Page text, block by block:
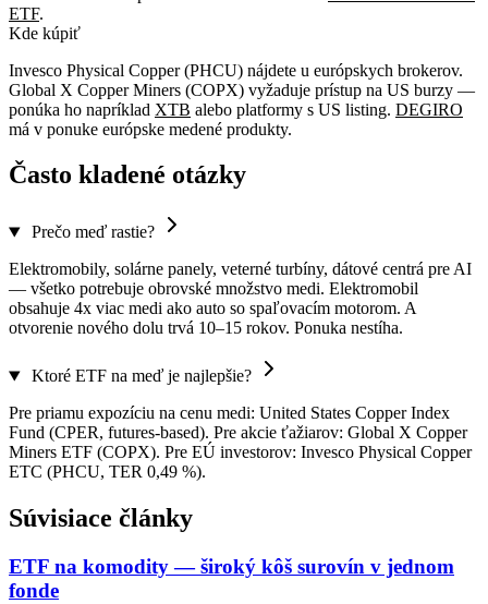
ETF.
Kde kúpiť
Invesco Physical Copper (PHCU) nájdete u európskych brokerov.
Global X Copper Miners (COPX) vyžaduje prístup na US burzy —
ponúka ho napríklad XTB alebo platformy s US listing. DEGIRO
má v ponuke európske medené produkty.
Často kladené otázky
Prečo meď rastie?
Elektromobily, solárne panely, veterné turbíny, dátové centrá pre AI
— všetko potrebuje obrovské množstvo medi. Elektromobil
obsahuje 4x viac medi ako auto so spaľovacím motorom. A
otvorenie nového dolu trvá 10–15 rokov. Ponuka nestíha.
Ktoré ETF na meď je najlepšie?
Pre priamu expozíciu na cenu medi: United States Copper Index
Fund (CPER, futures-based). Pre akcie ťažiarov: Global X Copper
Miners ETF (COPX). Pre EÚ investorov: Invesco Physical Copper
ETC (PHCU, TER 0,49 %).
Súvisiace články
ETF na komodity — široký kôš surovín v jednom
fonde